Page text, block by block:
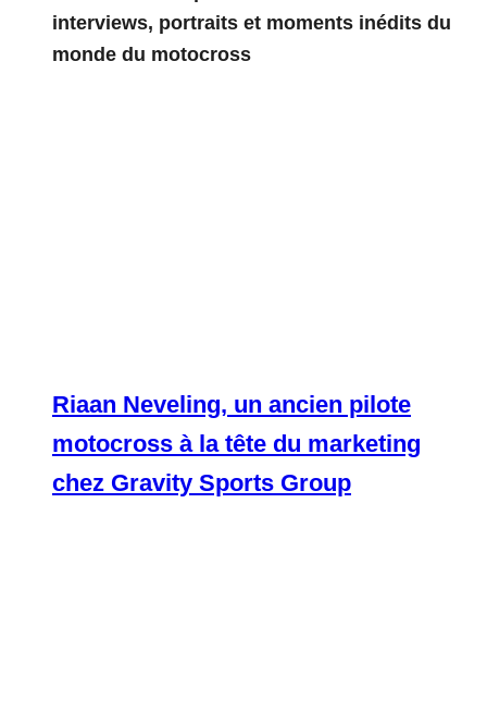
interviews, portraits et moments inédits du
monde du motocross
Riaan Neveling, un ancien pilote
motocross à la tête du marketing
chez Gravity Sports Group